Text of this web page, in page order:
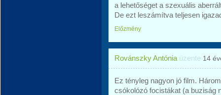
a lehetőséget a szexuális
De ezt leszámítva teljesen
Előzmény
Rovánszky Antónia üzente 14
Ez tényleg nagyon jó film.
csókolózó focistákat (a buziság